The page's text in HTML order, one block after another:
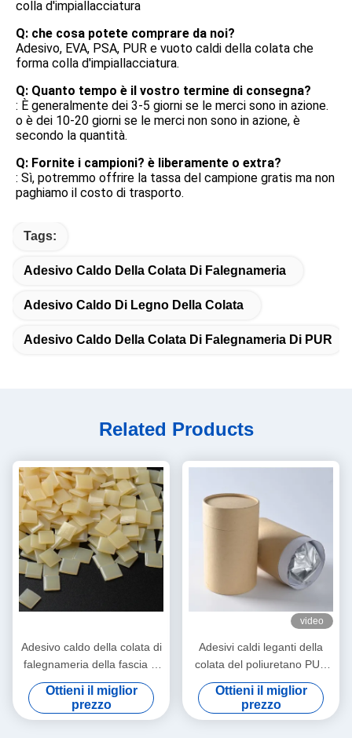
colla d'impiallacciatura
Q: che cosa potete comprare da noi?
Adesivo, EVA, PSA, PUR e vuoto caldi della colata che
forma colla d'impiallacciatura.
Q: Quanto tempo è il vostro termine di consegna?
: È generalmente dei 3-5 giorni se le merci sono in azione.
o è dei 10-20 giorni se le merci non sono in azione, è
secondo la quantità.
Q: Fornite i campioni? è liberamente o extra?
: Sì, potremmo offrire la tassa del campione gratis ma non
paghiamo il costo di trasporto.
Tags:
Adesivo Caldo Della Colata Di Falegnameria
Adesivo Caldo Di Legno Della Colata
Adesivo Caldo Della Colata Di Falegnameria Di PUR
Related Products
Adesivo caldo della colata di
falegnameria della fascia di
bordo per la trecciatrice
automatica
Ottieni il miglior
prezzo
video
Adesivi caldi leganti della
colata del poliuretano PUR
del bordo
dell'impiallacciatura del PVC
per mobilia
Ottieni il miglior
prezzo